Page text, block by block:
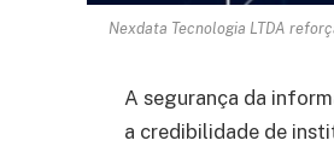
Nexdata Tecnologia LTDA
A segurança da
a credibilidade de